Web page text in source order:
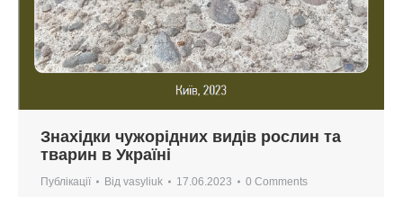
Знахідки чужорідних видів рослин та
тварин в Україні
Публікації Від vasyliuk 17.06.2023 0 Comments